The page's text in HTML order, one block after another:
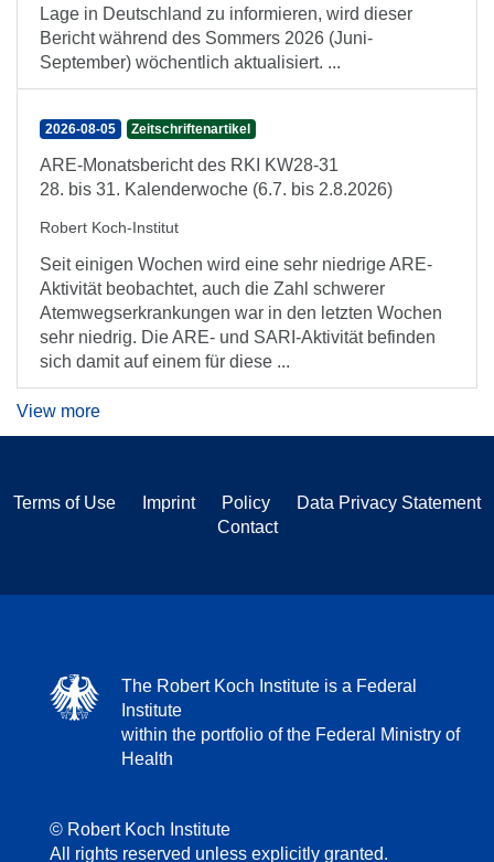
Lage in Deutschland zu informieren, wird dieser
Bericht während des Sommers 2026 (Juni-
September) wöchentlich aktualisiert. ...
2026-08-05 Zeitschriftenartikel
ARE-Monatsbericht des RKI KW28-31
28. bis 31. Kalenderwoche (6.7. bis 2.8.2026)
Robert Koch-Institut
Seit einigen Wochen wird eine sehr niedrige ARE-
Aktivität beobachtet, auch die Zahl schwerer
Atemwegserkrankungen war in den letzten Wochen
sehr niedrig. Die ARE- und SARI-Aktivität befinden
sich damit auf einem für diese ...
View more
Terms of Use Imprint Policy
Data Privacy Statement
Contact
The Robert Koch Institute is a Federal
Institute
within the portfolio of the Federal Ministry of
Health
© Robert Koch Institute
All rights reserved unless explicitly granted.